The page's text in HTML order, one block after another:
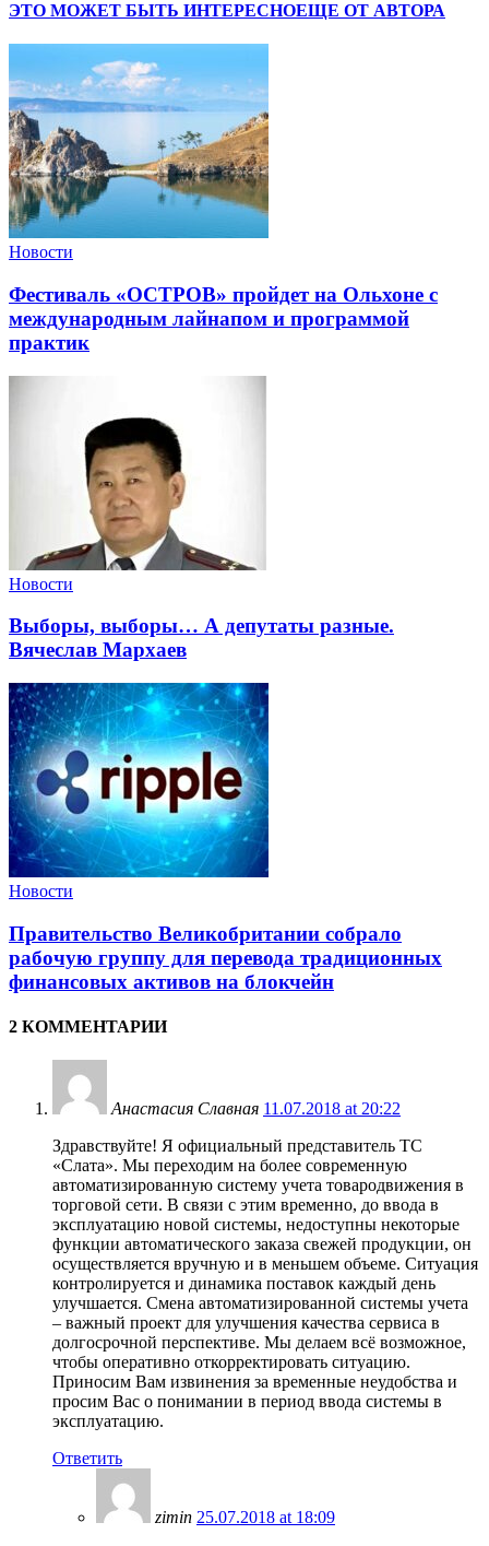
ЭТО МОЖЕТ БЫТЬ ИНТЕРЕСНОЕЩЕ ОТ АВТОРА
Новости
Фестиваль «ОСТРОВ» пройдет на Ольхоне с
международным лайнапом и программой
практик
Новости
Выборы, выборы… А депутаты разные.
Вячеслав Мархаев
Новости
Правительство Великобритании собрало
рабочую группу для перевода традиционных
финансовых активов на блокчейн
2 КОММЕНТАРИИ
Анастасия Славная 11.07.2018 at 20:22
Здравствуйте! Я официальный представитель ТС
«Слата». Мы переходим на более современную
автоматизированную систему учета товародвижения в
торговой сети. В связи с этим временно, до ввода в
эксплуатацию новой системы, недоступны некоторые
функции автоматического заказа свежей продукции, он
осуществляется вручную и в меньшем объеме. Ситуация
контролируется и динамика поставок каждый день
улучшается. Смена автоматизированной системы учета
– важный проект для улучшения качества сервиса в
долгосрочной перспективе. Мы делаем всё возможное,
чтобы оперативно откорректировать ситуацию.
Приносим Вам извинения за временные неудобства и
просим Вас о понимании в период ввода системы в
эксплуатацию.
Ответить
zimin 25.07.2018 at 18:09